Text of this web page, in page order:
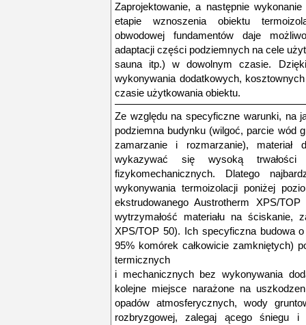
Zaprojektowanie, a następnie wykonanie
etapie wznoszenia obiektu
obwodowej fundamentów daje
adaptacji części podziemnych na cele
sauna itp.) w dowolnym czasie.
wykonywania dodatkowych,
czasie użytkowania obiektu.
Ze względu na specyficzne warunki, na
podziemna budynku (wilgoć, parcie wód
zamarzanie i rozmarzanie), materiał
wykazywać się wysoką
fizykomechanicznych. Dlatego
wykonywania termoizolacji poniżej
ekstrudowanego Austrotherm XPS/
wytrzymałość materiału na ściskanie,
XPS/TOP 50). Ich specyficzna budowa
95% komórek całkowicie zamkniętych)
termicznych
i mechanicznych bez wykonywania
kolejne miejsce narażone na
opadów atmosferycznych, wody
rozbryzgowej, zalegaj ącego śniegu i